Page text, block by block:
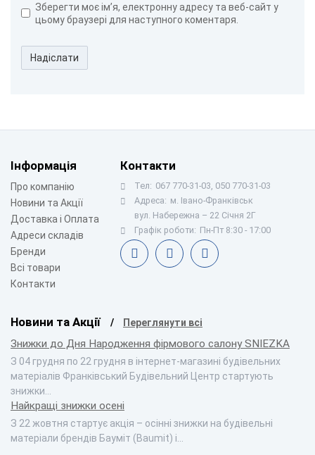
Зберегти моє ім’я, електронну адресу та веб-сайт у
цьому браузері для наступного коментаря.
Надіслати
Інформація
Про компанію
Новини та Акції
Доставка і Оплата
Адреси складів
Бренди
Всі товари
Контакти
Контакти
Тел: 067 770-31-03, 050 770-31-03
Адреса: м. Івано-Франківськ
вул. Набережна – 22 Січня 2Г
Графік роботи: Пн-Пт 8:30 - 17:00
Новини та Акції Переглянути всі
Знижки до Дня Народження фірмового салону SNIEZKA
З 04 грудня по 22 грудня в інтернет-магазині будівельних
матеріалів Франківський Будівельний Центр стартують
знижки…
Найкращі знижки осені
З 22 жовтня стартує акція – осінні знижки на будівельні
матеріали брендів Бауміт (Baumit) і…